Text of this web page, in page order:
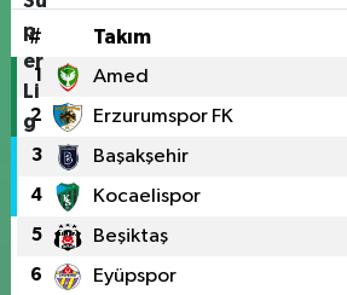
# Takım
1 Amed
2 Erzurumspor FK
3 Başakşehir
4 Kocaelispor
5 Beşiktaş
6 Eyüpspor